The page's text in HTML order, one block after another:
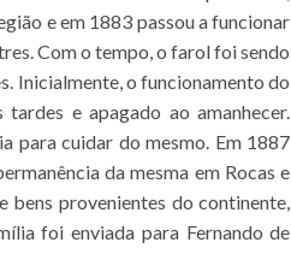
e em 1883 passou a funcionar
Com o tempo, o farol foi sendo
Inicialmente, o funcionamento do
e apagado ao amanhecer.
para cuidar do mesmo. Em 1887
da mesma em Rocas e
bens provenientes do continente,
foi enviada para Fernando de